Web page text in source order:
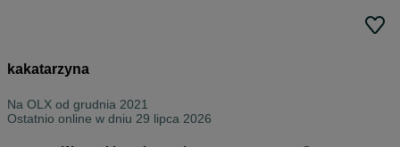
kakatarzyna
Na OLX od grudnia 2021
Ostatnio online w dniu 29 lipca 2026